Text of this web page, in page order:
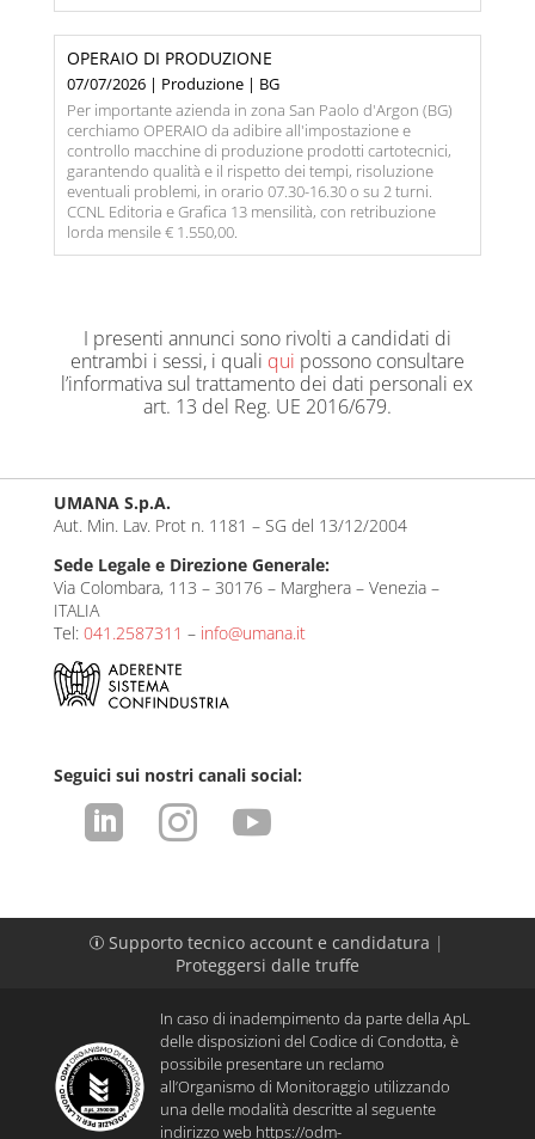
OPERAIO DI PRODUZIONE
07/07/2026 | Produzione | BG
Per importante azienda in zona San Paolo d'Argon (BG)
cerchiamo OPERAIO da adibire all'impostazione e
controllo macchine di produzione prodotti cartotecnici,
garantendo qualità e il rispetto dei tempi, risoluzione
eventuali problemi, in orario 07.30-16.30 o su 2 turni.
CCNL Editoria e Grafica 13 mensilità, con retribuzione
lorda mensile € 1.550,00.
I presenti annunci sono rivolti a candidati di
entrambi i sessi, i quali qui possono consultare
l’informativa sul trattamento dei dati personali ex
art. 13 del Reg. UE 2016/679.
UMANA S.p.A.
Aut. Min. Lav. Prot n. 1181 – SG del 13/12/2004
Sede Legale e Direzione Generale:
Via Colombara, 113 – 30176 – Marghera – Venezia –
ITALIA
Tel: 041.2587311 – info@umana.it
Seguici sui nostri canali social:
  
p Supporto tecnico account e candidatura |
Proteggersi dalle truffe
In caso di inadempimento da parte della ApL
delle disposizioni del Codice di Condotta, è
possibile presentare un reclamo
all’Organismo di Monitoraggio utilizzando
una delle modalità descritte al seguente
indirizzo web https://odm-